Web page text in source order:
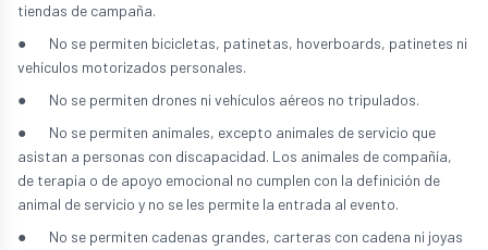
tiendas de campaña.
● No se permiten bicicletas, patinetas, hoverboards, patinetes ni
vehículos motorizados personales.
● No se permiten drones ni vehículos aéreos no tripulados.
● No se permiten animales, excepto animales de servicio que
asistan a personas con discapacidad. Los animales de compañía,
de terapia o de apoyo emocional no cumplen con la definición de
animal de servicio y no se les permite la entrada al evento.
● No se permiten cadenas grandes, carteras con cadena ni joyas